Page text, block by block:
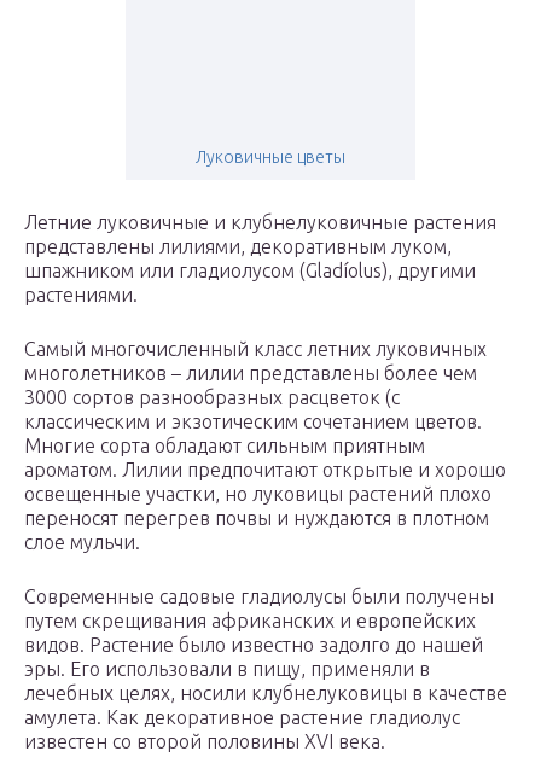
Луковичные цветы
Летние луковичные и клубнелуковичные растения
представлены лилиями, декоративным луком,
шпажником или гладиолусом (Gladíolus), другими
растениями.
Самый многочисленный класс летних луковичных
многолетников – лилии представлены более чем
3000 сортов разнообразных расцветок (с
классическим и экзотическим сочетанием цветов.
Многие сорта обладают сильным приятным
ароматом. Лилии предпочитают открытые и хорошо
освещенные участки, но луковицы растений плохо
переносят перегрев почвы и нуждаются в плотном
слое мульчи.
Современные садовые гладиолусы были получены
путем скрещивания африканских и европейских
видов. Растение было известно задолго до нашей
эры. Его использовали в пищу, применяли в
лечебных целях, носили клубнелуковицы в качестве
амулета. Как декоративное растение гладиолус
известен со второй половины XVI века.